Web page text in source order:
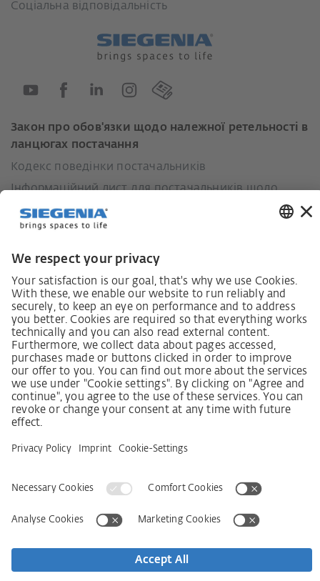
Соціальна відповідальність
Закон про обов'язки щодо належної ретельності в
ланцюгах постачання
Кодекс поведінки постачальників
Інформаційний лист для постачальників щодо
Закону про належну обачність у ланцюгах
постачання (LkSG)
людини
Процедура подання та розгляду скарг відповідно
до Закону про належну обачність у ланцюгах
постачання
Довідкові дані AGB
Політика конфіденційності
Заява щодо доступності
Контактна інформація